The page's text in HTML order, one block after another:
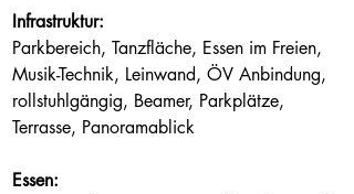
Infrastruktur:
Parkbereich, Tanzfläche, Essen im Freien,
Musik-Technik, Leinwand, ÖV Anbindung,
rollstuhlgängig, Beamer, Parkplätze,
Terrasse, Panoramablick
Essen: